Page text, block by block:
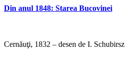
Din anul 1848: Starea Bucovinei
Cernăuţi, 1832 – desen de I. Schubirsz